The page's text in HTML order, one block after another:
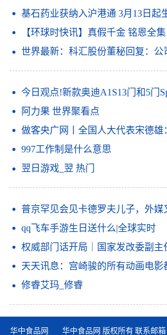
基石药业获纳入沪港通 3月13日起
【环球时快讯】真假千金 铭恩全集
世界最新：科汇股份董秘回复：公司开关磁阻电机驱动系统入选
今日观点!新款奥迪A1S13门和5门Sportback改
阿力果 世界聚看点
做客央广网丨全国人大代表宋德雄：当好“开路先
997工作制是什么意思
翌日游戏_翌 热门
普京罕见会见卡德罗夫儿子，外媒
qq飞车手游生日送什么|全球实时
权威部门话开局｜国家发改委副主任：新增1200万
天天讯息：宫崎骏的所有动画电影
修睿艾玛_修睿
华中食品网 华中食品网 版权所有 联系邮箱